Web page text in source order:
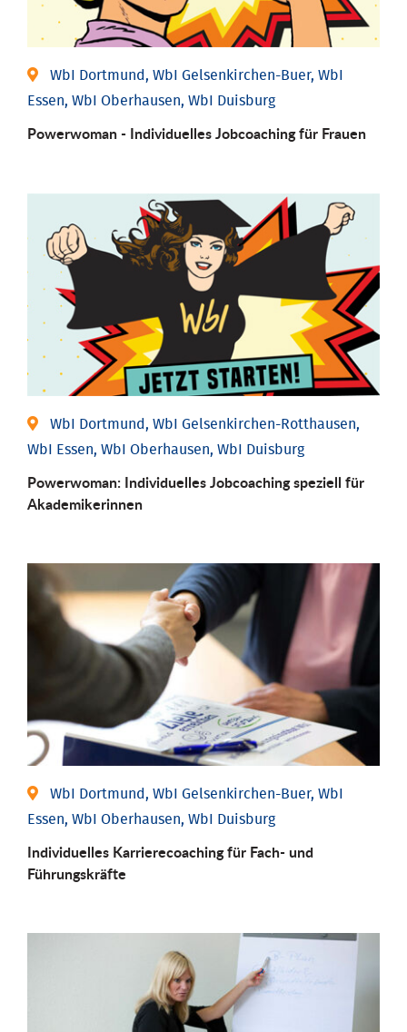
WbI Dortmund, WbI Gelsenkirchen-Buer, WbI
Essen, WbI Oberhausen, WbI Duisburg
Powerwoman - Individu­elles Job­coaching für Frauen
WbI Dortmund, WbI Gelsenkirchen-Rotthausen,
WbI Essen, WbI Oberhausen, WbI Duisburg
Powerwoman: Individu­elles Job­coaching speziell für
Aka­demiker­innen
WbI Dortmund, WbI Gelsenkirchen-Buer, WbI
Essen, WbI Oberhausen, WbI Duisburg
Individu­elles Karrierecoaching für Fach-­ und
Führungs­kräfte